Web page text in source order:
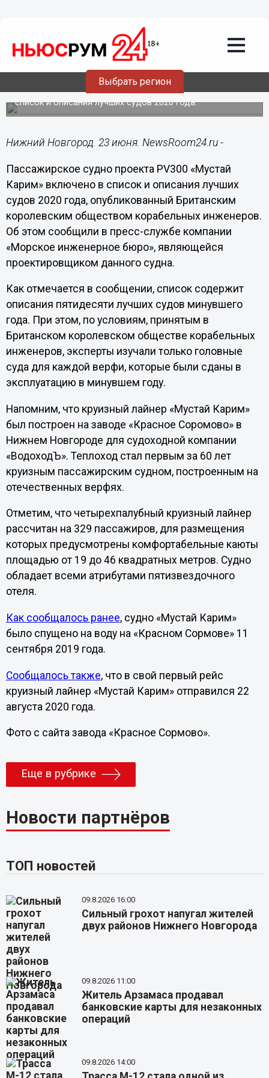
Выбрать регион
23.06.202109:41
Нижегородское судно «Мустай Карим»
названо в числе лучших в мире
Британское королевское общество опубликовало
список и описания лучших судов 2020 года.
Нижний Новгород. 23 июня. NewsRoom24.ru -
Пассажирское судно проекта PV300 «Мустай
Карим» включено в список и описания лучших
судов 2020 года, опубликованный Британским
королевским обществом корабельных инженеров.
Об этом сообщили в пресс-службе компании
«Морское инженерное бюро», являющейся
проектировщиком данного судна.
Как отмечается в сообщении, список содержит
описания пятидесяти лучших судов минувшего
года. При этом, по условиям, принятым в
Британском королевском обществе корабельных
инженеров, эксперты изучали только головные
суда для каждой верфи, которые были сданы в
эксплуатацию в минувшем году.
Напомним, что круизный лайнер «Мустай Карим»
был построен на заводе «Красное Соромово» в
Нижнем Новгороде для судоходной компании
«ВодоходЪ». Теплоход стал первым за 60 лет
круизным пассажирским судном, построенным на
отечественных верфях.
Отметим, что четырехпалубный круизный лайнер
рассчитан на 329 пассажиров, для размещения
которых предусмотрены комфортабельные каюты
площадью от 19 до 46 квадратных метров. Судно
обладает всеми атрибутами пятизвездочного
отеля.
Как сообщалось ранее, судно «Мустай Карим»
было спущено на воду на «Красном Сормове» 11
сентября 2019 года.
Сообщалось также, что в свой первый рейс
круизный лайнер «Мустай Карим» отправился 22
августа 2020 года.
Фото с сайта завода «Красное Сормово».
Еще в рубрике
Новости партнёров
ТОП новостей
09.8.2026 16:00
Сильный грохот напугал жителей
двух районов Нижнего Новгорода
09.8.2026 11:00
Житель Арзамаса продавал
банковские карты для незаконных
операций
09.8.2026 14:00